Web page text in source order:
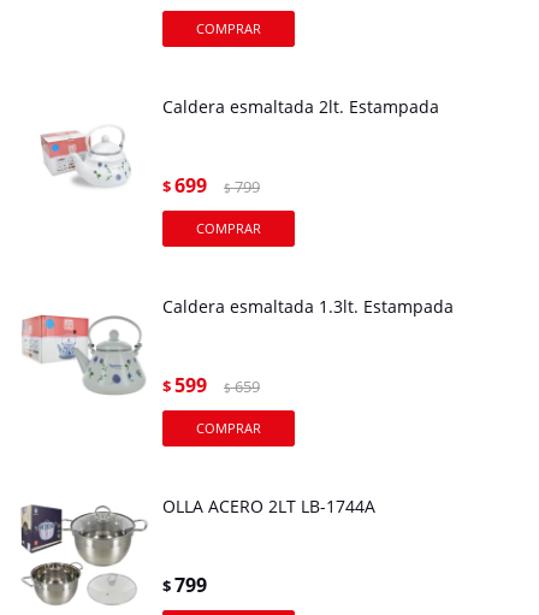
Caldera esmaltada 2lt. Estampada
$699 $ 799
Caldera esmaltada 1.3lt. Estampada
$599 $ 659
OLLA ACERO 2LT LB-1744A
$799